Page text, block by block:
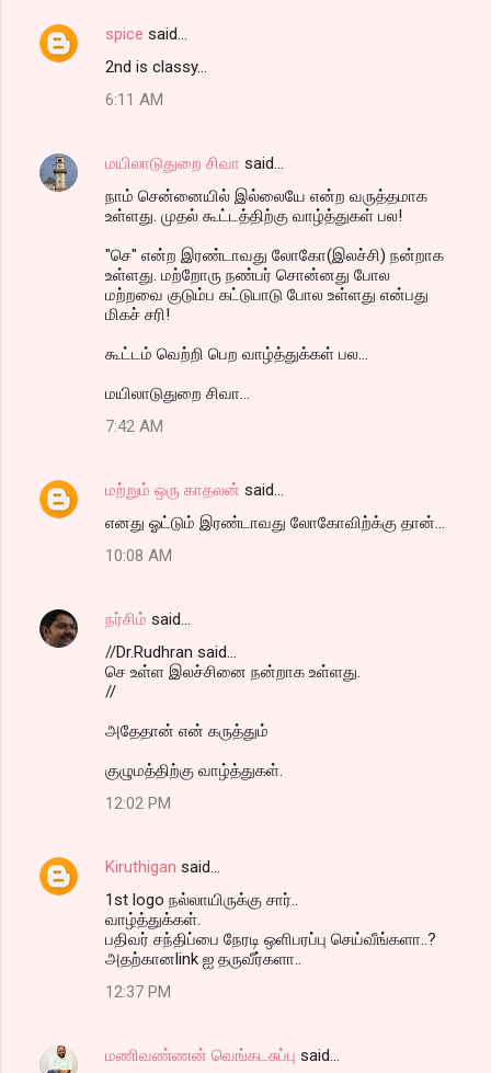
spice said…
2nd is classy...
6:11 AM
மயிலாடுதுறை சிவா said…
நாம் சென்னையில் இல்லையே என்ற வருத்தமாக
உள்ளது. முதல் கூட்டத்திற்கு வாழ்த்துகள் பல!
"செ" என்ற இரண்டாவது லோகோ(இலச்சி) நன்றாக
உள்ளது. மற்றோரு நண்பர் சொன்னது போல
மற்றவை குடும்ப கட்டுபாடு போல உள்ளது என்பது
மிகச் சரி!
கூட்டம் வெற்றி பெற வாழ்த்துக்கள் பல...
மயிலாடுதுறை சிவா...
7:42 AM
மற்றும் ஒரு காதலன் said…
எனது ஓட்டும் இரண்டாவது லோகோவிற்க்கு தான்...
10:08 AM
நர்சிம் said…
//Dr.Rudhran said...
செ உள்ள இலச்சினை நன்றாக உள்ளது.
//
அதேதான் என் கருத்தும்
குழுமத்திற்கு வாழ்த்துகள்.
12:02 PM
Kiruthigan said…
1st logo நல்லாயிருக்கு சார்..
வாழ்த்துக்கள்.
பதிவர் சந்திப்பை நேரடி ஒளிபரப்பு செய்வீங்களா..?
அதற்கானlink ஐ தருவீர்களா..
12:37 PM
மணிவண்ணன் வெங்கடசுப்பு said…